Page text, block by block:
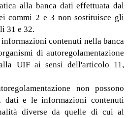
alla banca dati effettuata dal
commi 2 e 3 non sostituisce gli
31 e 32.
contenuti nella banca
di autoregolamentazione
UIF ai sensi dell'articolo 11,
non possono
e le informazioni contenuti
diverse da quelle di cui al